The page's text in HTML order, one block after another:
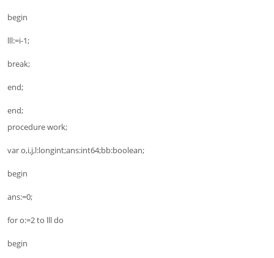
begin
lll:=i-1;
break;
end;
end;
procedure work;
var o,i,j,l:longint;ans:int64;bb:boolean;
begin
ans:=0;
for o:=2 to lll do
begin